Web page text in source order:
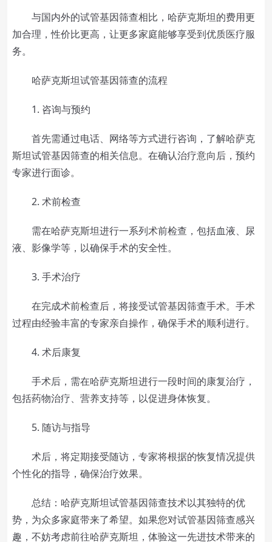
与国内外的试管基因筛查相比，哈萨克斯坦的费用更
加合理，性价比更高，让更多家庭能够享受到优质医疗服
务。
哈萨克斯坦试管基因筛查的流程
1. 咨询与预约
首先需通过电话、网络等方式进行咨询，了解哈萨克
斯坦试管基因筛查的相关信息。在确认治疗意向后，预约
专家进行面诊。
2. 术前检查
需在哈萨克斯坦进行一系列术前检查，包括血液、尿
液、影像学等，以确保手术的安全性。
3. 手术治疗
在完成术前检查后，将接受试管基因筛查手术。手术
过程由经验丰富的专家亲自操作，确保手术的顺利进行。
4. 术后康复
手术后，需在哈萨克斯坦进行一段时间的康复治疗，
包括药物治疗、营养支持等，以促进身体恢复。
5. 随访与指导
术后，将定期接受随访，专家将根据的恢复情况提供
个性化的指导，确保治疗效果。
总结：哈萨克斯坦试管基因筛查技术以其独特的优
势，为众多家庭带来了希望。如果您对试管基因筛查感兴
趣，不妨考虑前往哈萨克斯坦，体验这一先进技术带来的